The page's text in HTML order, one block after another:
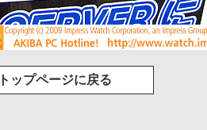
ップページに戻る